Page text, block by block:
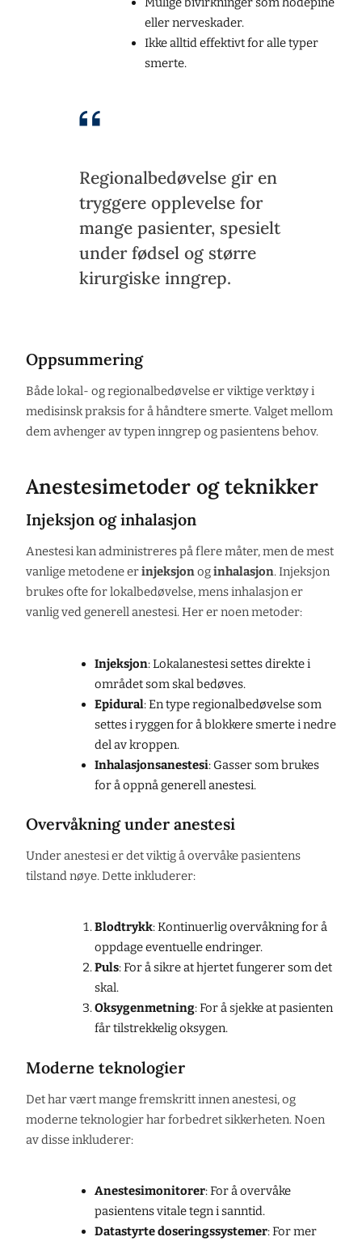
eller nerveskader.
Ikke alltid effektivt for alle typer
smerte.
Regionalbedøvelse gir en
tryggere opplevelse for
mange pasienter, spesielt
under fødsel og større
kirurgiske inngrep.
Oppsummering
Både lokal- og regionalbedøvelse er viktige verktøy i
medisinsk praksis for å håndtere smerte. Valget mellom
dem avhenger av typen inngrep og pasientens behov.
Anestesimetoder og teknikker
Injeksjon og inhalasjon
Anestesi kan administreres på flere måter, men de mest
vanlige metodene erinjeksjonoginhalasjon. Injeksjon
brukes ofte for lokalbedøvelse, mens inhalasjon er
vanlig ved generell anestesi. Her er noen metoder:
Injeksjon: Lokalanestesi settes direkte i
området som skal bedøves.
Epidural: En type regionalbedøvelse som
settes i ryggen for å blokkere smerte i nedre
del av kroppen.
Inhalasjonsanestesi: Gasser som brukes
for å oppnå generell anestesi.
Overvåkning under anestesi
Under anestesi er det viktig å overvåke pasientens
tilstand nøye. Dette inkluderer:
Blodtrykk: Kontinuerlig overvåkning for å
oppdage eventuelle endringer.
Puls: For å sikre at hjertet fungerer som det
skal.
Oksygenmetning: For å sjekke at pasienten
får tilstrekkelig oksygen.
Moderne teknologier
Det har vært mange fremskritt innen anestesi, og
moderne teknologier har forbedret sikkerheten. Noen
av disse inkluderer:
Anestesimonitorer: For å overvåke
pasientens vitale tegn i sanntid.
Datastyrte doseringssystemer: For mer